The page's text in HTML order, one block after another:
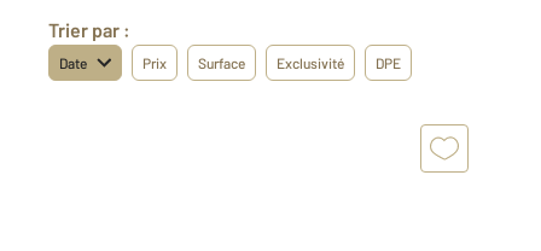
Trier par :
Date Prix Surface Exclusivité DPE